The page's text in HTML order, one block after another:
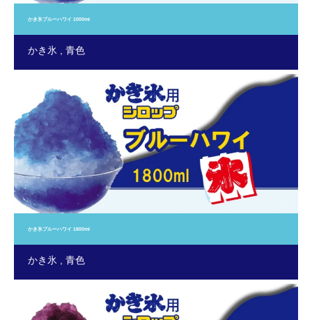
かき氷ブルーハワイ 1000ml
かき氷 青色
かき氷ブルーハワイ 1800ml
かき氷 青色